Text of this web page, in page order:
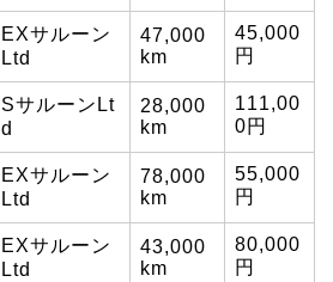
EXサルーン
Ltd
47,000
km
45,000
円
SサルーンLt
d
28,000
km
111,00
0円
EXサルーン
Ltd
78,000
km
55,000
円
EXサルーン
Ltd
43,000
km
80,000
円